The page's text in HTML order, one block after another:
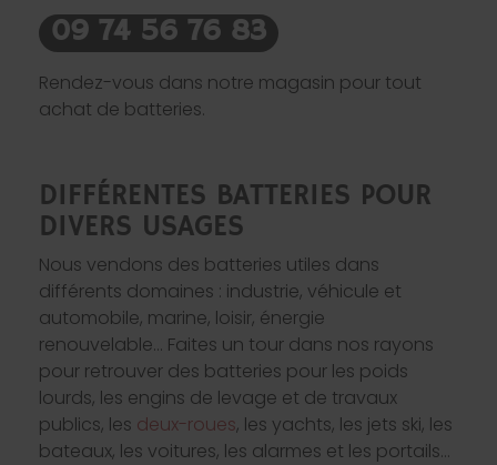
09 74 56 76 83
Rendez-vous dans notre magasin pour tout
achat de batteries.
DIFFÉRENTES BATTERIES POUR
DIVERS USAGES
Nous vendons des batteries utiles dans
différents domaines : industrie, véhicule et
automobile, marine, loisir, énergie
renouvelable… Faites un tour dans nos rayons
pour retrouver des batteries pour les poids
lourds, les engins de levage et de travaux
publics, les deux-roues, les yachts, les jets ski, les
bateaux, les voitures, les alarmes et les portails…